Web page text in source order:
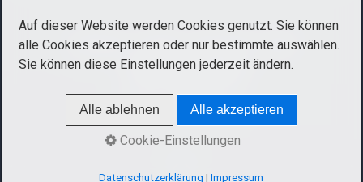
Startseite Kontakt Impressum
AGB
Datenschutzerklärung
© 2010-2026 Hotpro
Auf dieser Website werden Cookies genutzt. Sie können
alle Cookies akzeptieren oder nur bestimmte auswählen.
Sie können diese Einstellungen jederzeit ändern.
Alle ablehnen Alle akzeptieren
Cookie-Einstellungen
Datenschutzerklärung |Impressum